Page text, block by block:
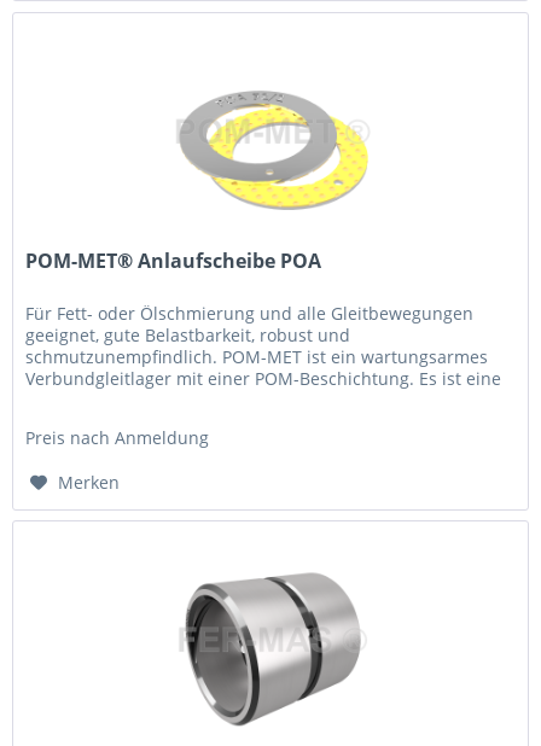
POM-MET® Anlaufscheibe POA
Für Fett- oder Ölschmierung und alle Gleitbewegungen
geeignet, gute Belastbarkeit, robust und
schmutzunempfindlich. POM-MET ist ein wartungsarmes
Verbundgleitlager mit einer POM-Beschichtung. Es ist eine
Preis nach Anmeldung
Merken